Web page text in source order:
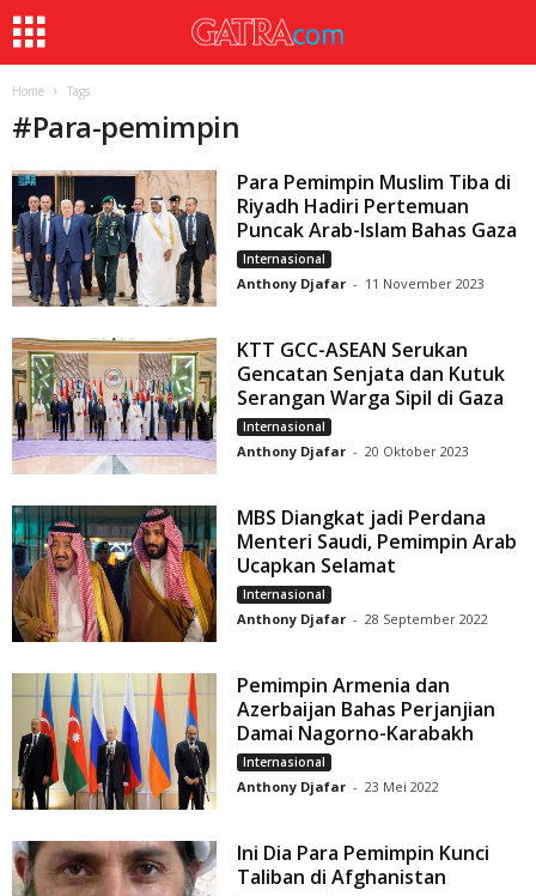
Home Tags
#Para-pemimpin
Para Pemimpin Muslim Tiba di
Riyadh Hadiri Pertemuan
Puncak Arab-Islam Bahas Gaza
Internasional
Anthony Djafar - 11 November 2023
KTT GCC-ASEAN Serukan
Gencatan Senjata dan Kutuk
Serangan Warga Sipil di Gaza
Internasional
Anthony Djafar - 20 Oktober 2023
MBS Diangkat jadi Perdana
Menteri Saudi, Pemimpin Arab
Ucapkan Selamat
Internasional
Anthony Djafar - 28 September 2022
Pemimpin Armenia dan
Azerbaijan Bahas Perjanjian
Damai Nagorno-Karabakh
Internasional
Anthony Djafar - 23 Mei 2022
Ini Dia Para Pemimpin Kunci
Taliban di Afghanistan